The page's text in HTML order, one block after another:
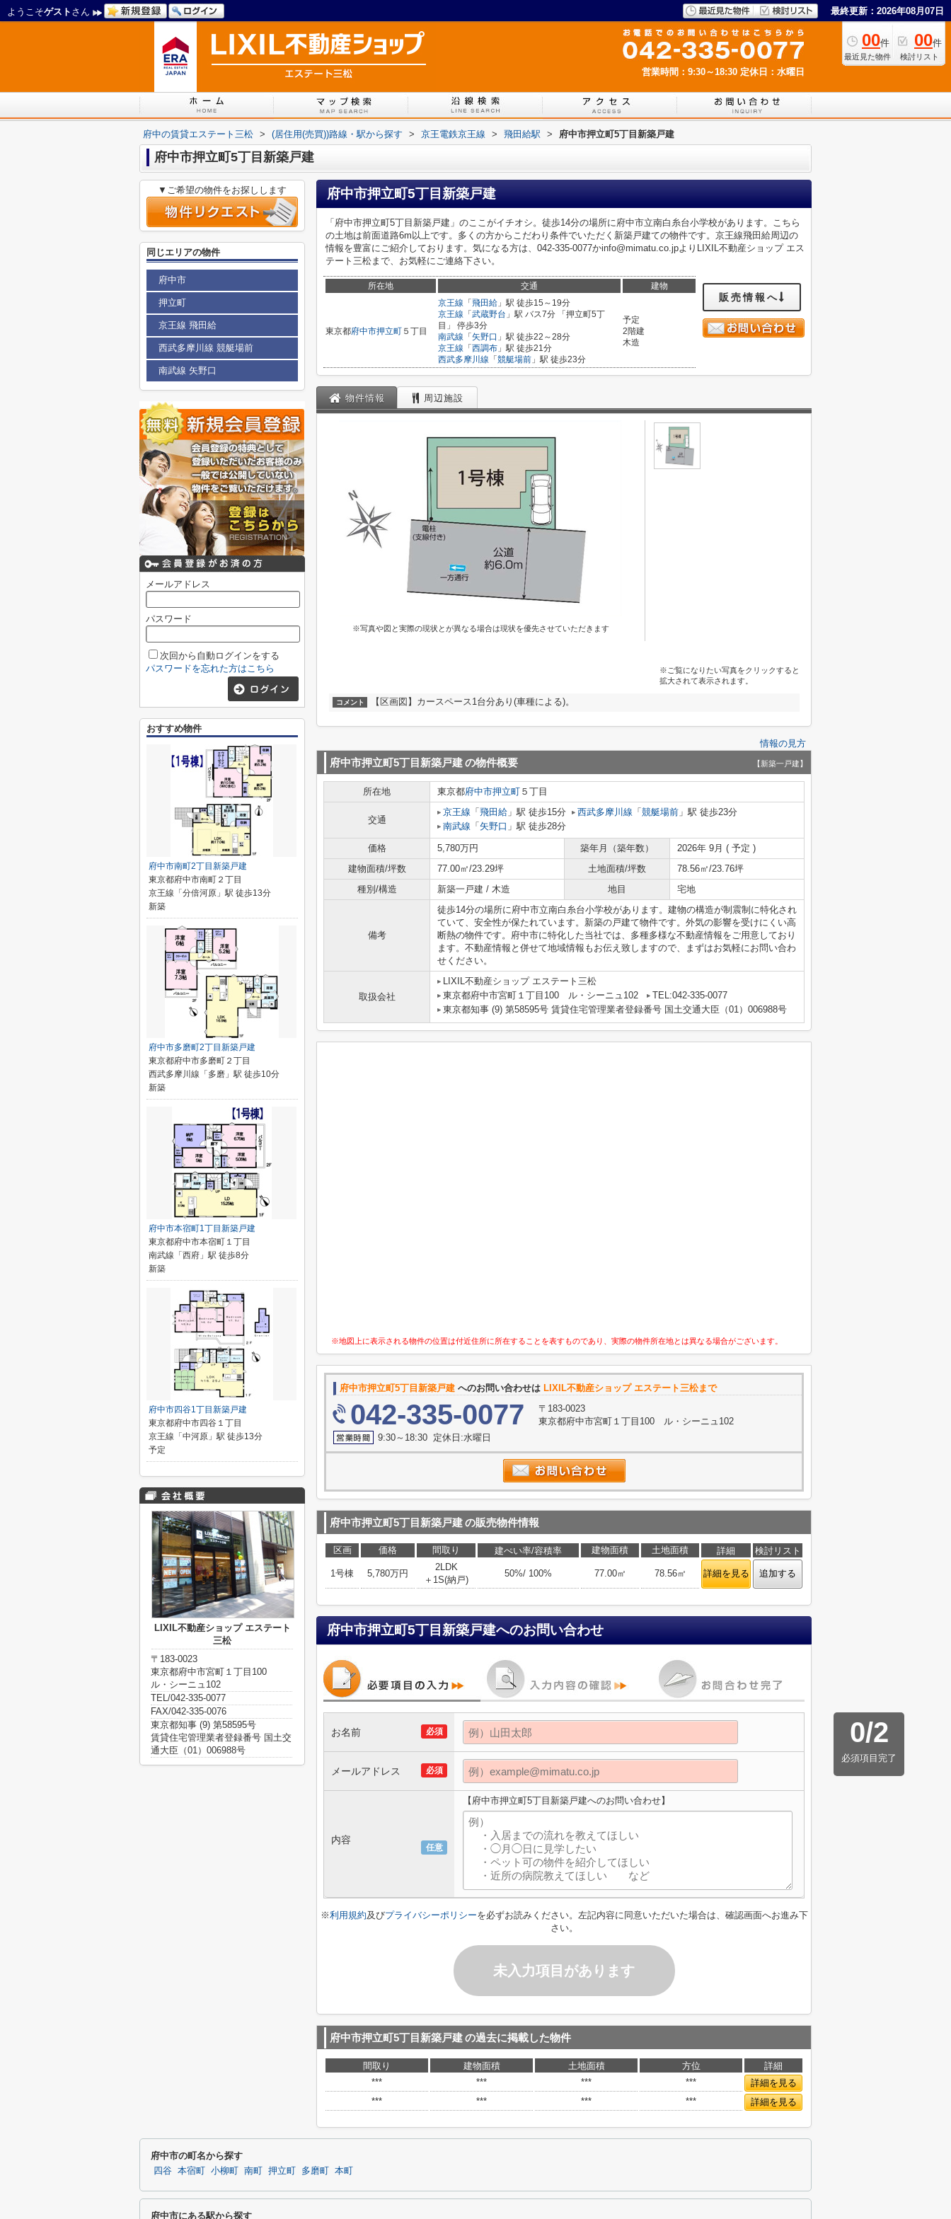
ようこそゲスト さん 最終更新：2026年08月07日
00件
最近見た物件
00件
検討リスト
営業時間：9:30～18:30 定休日：水曜日
府中の賃貸エステート三松 > (居住用(売買))路線・駅から探す > 京王電鉄京王線 > 飛田給駅 > 府中市押立町5丁目新築戸建
府中市押立町5丁目新築戸建
府中市押立町5丁目新築戸建
「府中市押立町5丁目新築戸建」のここがイチオシ。徒歩14分の場所に府中市立南白糸台小学校があります。こちら
の土地は前面道路6m以上です。多くの方からこだわり条件でいただく新築戸建ての物件です。京王線飛田給周辺の
情報を豊富にご紹介しております。気になる方は、042-335-0077かinfo@mimatu.co.jpよりLIXIL不動産ショップ エス
テート三松まで、お気軽にご連絡下さい。
所在地 交通 建物
東京都府中市押立町 ５丁目
京王線 「 飛田給 」駅 徒歩15～19分
京王線 「 武蔵野台 」駅 バス7分 「押立町5丁
目」 停歩3分
南武線 「 矢野口 」駅 徒歩22～28分
京王線 「 西調布 」駅 徒歩21分
西武多摩川線 「 競艇場前 」駅 徒歩23分
予定
2階建
木造
販売情報へ
物件情報 周辺施設
※写真や図と実際の現状とが異なる場合は現状を優先させていただきます
※ご覧になりたい写真をクリックすると
拡大されて表示されます。
コメント 【区画図】カースペース1台分あり(車種による)。
情報の見方
府中市押立町5丁目新築戸建の物件概要 【新築一戸建】
所在地 東京都府中市押立町 ５丁目
交通
京王線 「 飛田給 」駅 徒歩15分 西武多摩川線 「 競艇場前 」駅 徒歩23分
南武線 「 矢野口 」駅 徒歩28分
価格 5,780万円 築年月（築年数）
2026年 9月 ( 予定 )
建物面積/坪数
77.00㎡/23.29坪 土地面積/坪数
78.56㎡/23.76坪
種別/構造
新築一戸建 / 木造 地目 宅地
備考
徒歩14分の場所に府中市立南白糸台小学校があります。建物の構造が制震制に特化され
ていて、安全性が保たれています。新築の戸建て物件です。外気の影響を受けにくい高
断熱の物件です。府中市に特化した当社では、多種多様な不動産情報をご用意しており
ます。不動産情報と併せて地域情報もお伝え致しますので、まずはお気軽にお問い合わ
せください。
取扱会社
LIXIL不動産ショップ エステート三松
東京都府中市宮町１丁目100 ル・シーニュ102
TEL:042-335-0077
東京都知事 (9) 第58595号 賃貸住宅管理業者登録番号 国土交通大臣（01）006988号
※地図上に表示される物件の位置は付近住所に所在することを表すものであり、実際の物件所在地とは異なる場合がございます。
府中市押立町5丁目新築戸建 へのお問い合わせは LIXIL不動産ショップ エステート三松まで
042-335-0077
〒183-0023
東京都府中市宮町１丁目100 ル・シーニュ102
9:30～18:30 定休日:水曜日
府中市押立町5丁目新築戸建の販売物件情報
区画 価格 間取り 建ぺい率/容積率 建物面積 土地面積 詳細 検討リスト
1号棟 5,780万円
2LDK
＋1S(納戸)
50%/ 100% 77.00㎡ 78.56㎡ 詳細を見る 追加する
府中市押立町5丁目新築戸建へのお問い合わせ
0/2
必須項目完了
必須
お名前
必須
メールアドレス
任意
内容
【府中市押立町5丁目新築戸建へのお問い合わせ】
※利用規約及びプライバシーポリシーを必ずお読みください。左記内容に同意いただいた場合は、確認画面へお進み下
さい。
未入力項目があります
府中市押立町5丁目新築戸建の過去に掲載した物件
間取り 建物面積 土地面積 方位
詳細
***
*** *** ***
詳細を見る
***
*** *** *** 詳細を見る
▼ご希望の物件をお探しします
同じエリアの物件
府中市
押立町
京王線 飛田給
西武多摩川線 競艇場前
南武線 矢野口
メールアドレス
パスワード
次回から自動ログインをする
パスワードを忘れた方はこちら
おすすめ物件
府中市南町2丁目新築戸建
東京都府中市南町２丁目
京王線「分倍河原」駅 徒歩13分
新築
府中市多磨町2丁目新築戸建
東京都府中市多磨町２丁目
西武多摩川線「多磨」駅 徒歩10分
新築
府中市本宿町1丁目新築戸建
東京都府中市本宿町１丁目
南武線「西府」駅 徒歩8分
新築
府中市四谷1丁目新築戸建
東京都府中市四谷１丁目
京王線「中河原」駅 徒歩13分
予定
LIXIL不動産ショップ エステート
三松
〒183-0023
東京都府中市宮町１丁目100
ル・シーニュ102
TEL/042-335-0077
FAX/042-335-0076
東京都知事 (9) 第58595号
賃貸住宅管理業者登録番号 国土交
通大臣（01）006988号
府中市の町名から探す
四谷 本宿町 小柳町 南町 押立町 多磨町 本町
府中市にある駅から探す